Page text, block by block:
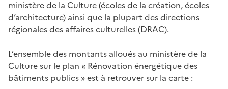
ministère de la Culture (écoles de la création, écoles
d’architecture) ainsi que la plupart des directions
régionales des affaires culturelles (DRAC).
L’ensemble des montants alloués au ministère de la
Culture sur le plan « Rénovation énergétique des
bâtiments publics » est à retrouver sur la carte :